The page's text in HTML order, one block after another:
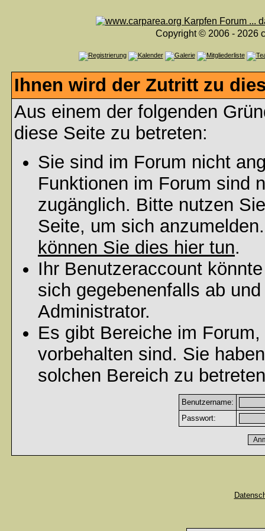
Copyright © 2006 - 2026
Ihnen wird der Zutritt zu
Aus einem der folgenden
diese Seite zu betreten:
Sie sind im Forum nicht
Funktionen im Forum sind
zugänglich. Bitte nutzen
Seite, um sich
können Sie dies hier tun.
Ihr Benutzeraccount
sich gegebenenfalls ab
Administrator.
Es gibt Bereiche im
vorbehalten sind. Sie
solchen Bereich zu
Benutzername:
Passwort: